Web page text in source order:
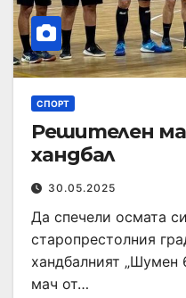
СПОРТ
Решителен
хандбал
30.05.2025
Да спечели осмата
старопрестолния
хандбалният „Шумен
мач от…